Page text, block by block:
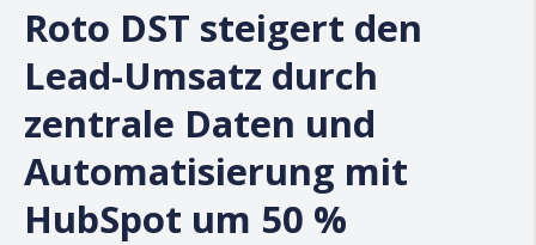
Roto DST steigert den
Lead-Umsatz durch
zentrale Daten und
Automatisierung mit
HubSpot um 50 %